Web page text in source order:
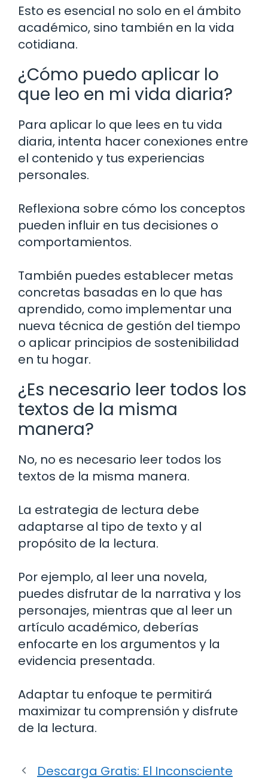
Esto es esencial no solo en el ámbito
académico, sino también en la vida
cotidiana.
¿Cómo puedo aplicar lo
que leo en mi vida diaria?
Para aplicar lo que lees en tu vida
diaria, intenta hacer conexiones entre
el contenido y tus experiencias
personales.
Reflexiona sobre cómo los conceptos
pueden influir en tus decisiones o
comportamientos.
También puedes establecer metas
concretas basadas en lo que has
aprendido, como implementar una
nueva técnica de gestión del tiempo
o aplicar principios de sostenibilidad
en tu hogar.
¿Es necesario leer todos los
textos de la misma
manera?
No, no es necesario leer todos los
textos de la misma manera.
La estrategia de lectura debe
adaptarse al tipo de texto y al
propósito de la lectura.
Por ejemplo, al leer una novela,
puedes disfrutar de la narrativa y los
personajes, mientras que al leer un
artículo académico, deberías
enfocarte en los argumentos y la
evidencia presentada.
Adaptar tu enfoque te permitirá
maximizar tu comprensión y disfrute
de la lectura.
Descarga Gratis: El Inconsciente